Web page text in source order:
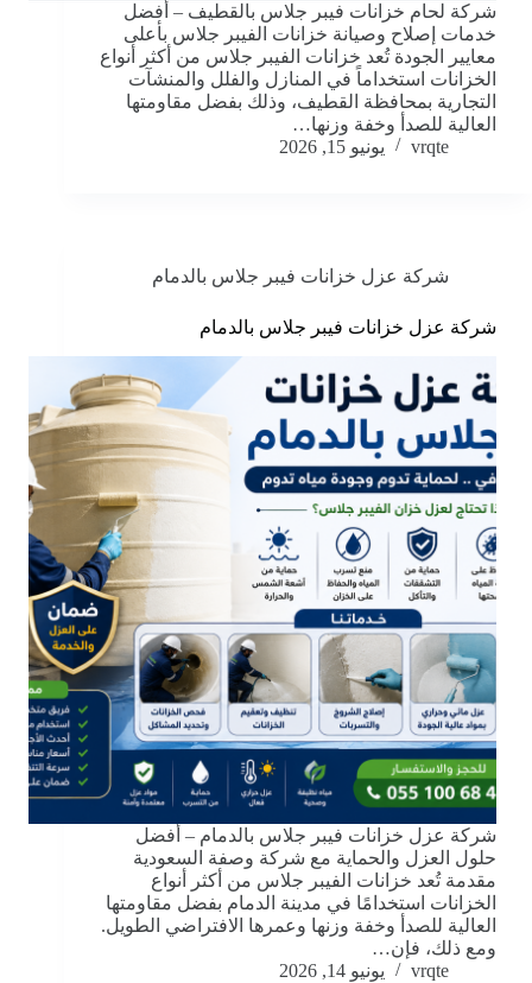
شركة لحام خزانات فيبر جلاس بالقطيف – أفضل
خدمات إصلاح وصيانة خزانات الفيبر جلاس بأعلى
معايير الجودة تُعد خزانات الفيبر جلاس من أكثر أنواع
الخزانات استخداماً في المنازل والفلل والمنشآت
التجارية بمحافظة القطيف، وذلك بفضل مقاومتها
العالية للصدأ وخفة وزنها…
vrqte
يونيو 15, 2026
شركة عزل خزانات فيبر جلاس بالدمام
شركة عزل خزانات فيبر جلاس بالدمام
شركة عزل خزانات فيبر جلاس بالدمام – أفضل
حلول العزل والحماية مع شركة وصفة السعودية
مقدمة تُعد خزانات الفيبر جلاس من أكثر أنواع
الخزانات استخدامًا في مدينة الدمام بفضل مقاومتها
العالية للصدأ وخفة وزنها وعمرها الافتراضي الطويل.
ومع ذلك، فإن…
vrqte
يونيو 14, 2026